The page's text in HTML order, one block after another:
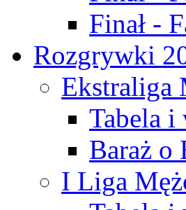
Finał -
Rozgrywki
Ekstraliga
Tabela
Baraż o
I Liga